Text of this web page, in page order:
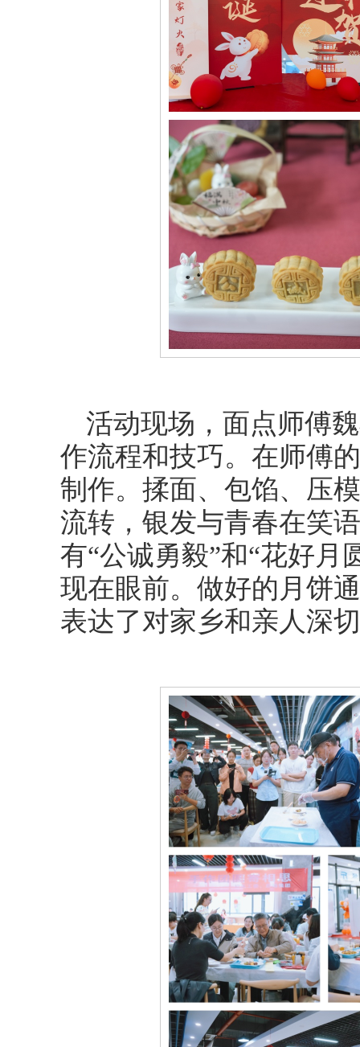
活动现场，面点师傅
作流程和技巧。在师傅
制作。揉面、包馅、压
流转，银发与青春在笑
有“公诚勇毅”和“花好月
现在眼前。做好的月饼
表达了对家乡和亲人深